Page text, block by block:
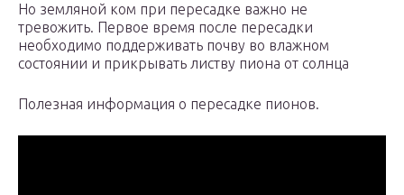
Но земляной ком при пересадке важно не
тревожить. Первое время после пересадки
необходимо поддерживать почву во влажном
состоянии и прикрывать листву пиона от солнца
Полезная информация о пересадке пионов.